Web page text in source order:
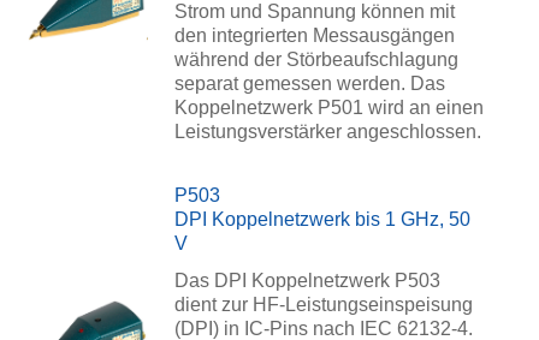
Strom und Spannung können mit
den integrierten Messausgängen
während der Störbeaufschlagung
separat gemessen werden. Das
Koppelnetzwerk P501 wird an einen
Leistungsverstärker angeschlossen.
P503
DPI Koppelnetzwerk bis 1 GHz, 50
V
Das DPI Koppelnetzwerk P503
dient zur HF-Leistungseinspeisung
(DPI) in IC-Pins nach IEC 62132-4.